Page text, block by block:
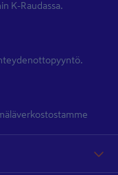
K-Raudassa.